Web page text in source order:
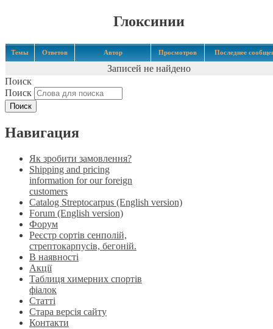
Глоксинии
Темы Ответов Автор Просмотров Последнее
Записей не найдено
Поиск
Поиск
Навигация
Як зробити замовлення?
Shipping and pricing
information for our foreign
customers
Catalog Streptocarpus (English version)
Forum (English version)
Форум
Реєстр сортів сенполій,
стрептокарпусів, бегоній.
В наявності
Акції
Таблиця химерних спортів
фіалок
Статті
Стара версія сайту
Контакти